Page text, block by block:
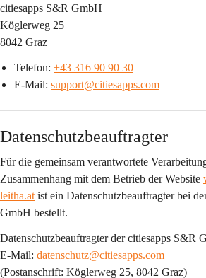
citiesapps S&R GmbH
Köglerweg 25
8042 Graz
Telefon: +43 316 90 90 30
E-Mail: support@citiesapps.com
Datenschutzbeauftragter
Für die gemeinsam verantwortete
Zusammenhang mit dem Betrieb der Website
leitha.at ist ein Datenschutzbeauftragter bei
GmbH bestellt.
Datenschutzbeauftragter der citiesapps S&R
E-Mail: datenschutz@citiesapps.com
(Postanschrift: Köglerweg 25, 8042 Graz)